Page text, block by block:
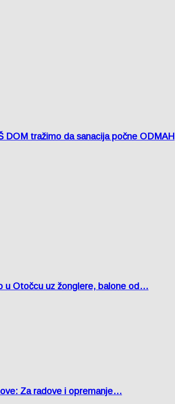
DOM tražimo da sanacija počne ODMAH
u Otočcu uz žonglere, balone od…
Za radove i opremanje…